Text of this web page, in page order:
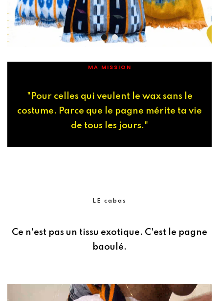
MA MISSION
"Pour celles qui veulent le wax sans le
costume. Parce que le pagne mérite ta vie
de tous les jours."
LE cabas
Ce n'est pas un tissu exotique. C'est le pagne
baoulé.